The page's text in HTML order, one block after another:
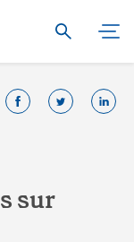
ssur